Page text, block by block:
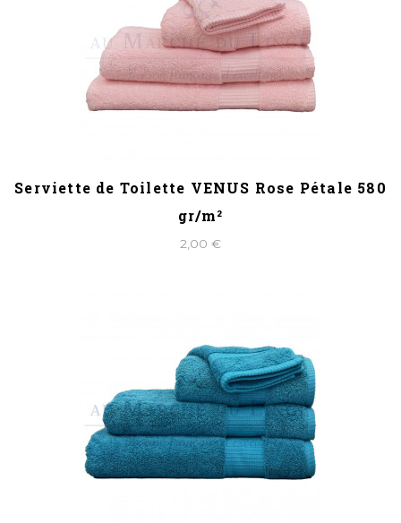
Serviette de Toilette VENUS Rose Pétale 580
gr/m²
2,00 €